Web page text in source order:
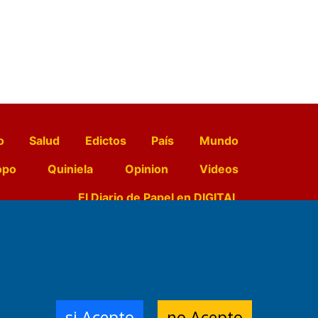
Salud Edictos País
Mundo
Quiniela Opinion
Videos
El Diario de Papel en DIGITAL